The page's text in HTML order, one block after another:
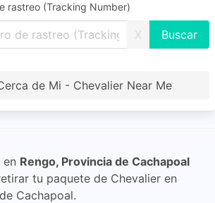
rastreo (Tracking Number)
X
de Mi - Chevalier Near Me
Rengo, Provincia de Cachapoal
tu paquete de Chevalier en
Cachapoal.